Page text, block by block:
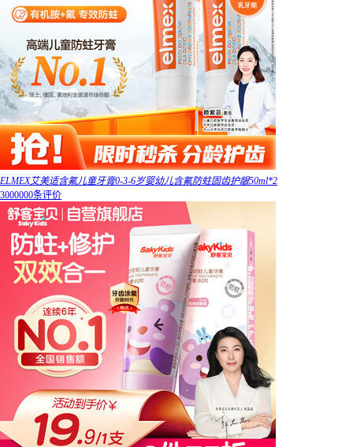
ELMEX艾美适含氟儿童牙膏0-3-6岁婴幼儿含氟防蛀固齿护龈50ml*2
3000000条评价